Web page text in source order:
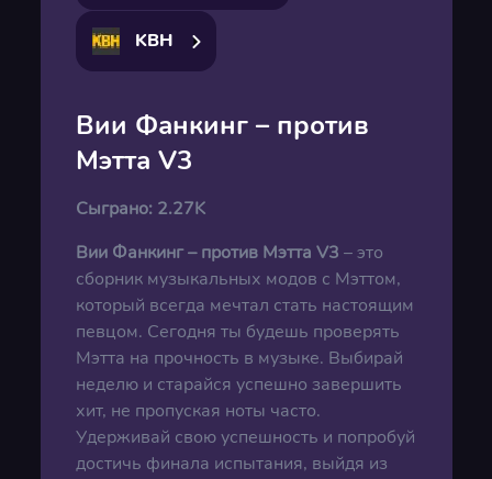
KBH
Вии Фанкинг – против
Мэтта V3
Сыграно: 2.27K
Вии Фанкинг – против Мэтта V3 – это
сборник музыкальных модов с Мэттом,
который всегда мечтал стать настоящим
певцом. Сегодня ты будешь проверять
Мэтта на прочность в музыке. Выбирай
неделю и старайся успешно завершить
хит, не пропуская ноты часто.
Удерживай свою успешность и попробуй
достичь финала испытания, выйдя из